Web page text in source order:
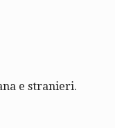
e stranieri.